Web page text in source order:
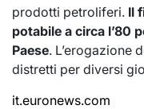
prodotti petroliferi. Il
potabile a circa l’80
Paese. L’erogazione
distretti per diversi
it.euronews.com